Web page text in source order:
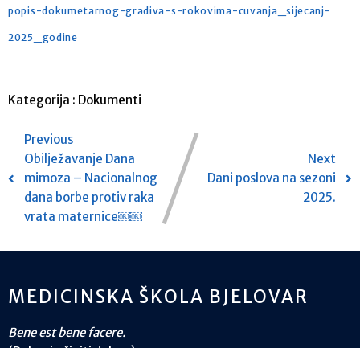
popis-dokumetarnog-gradiva-s-rokovima-cuvanja_sijecanj-
2025_godine
Kategorija : Dokumenti
Previous
Obilježavanje Dana
mimoza – Nacionalnog
dana borbe protiv raka
vrata maternice￼￼
Next
Dani poslova na sezoni
2025.
MEDICINSKA ŠKOLA BJELOVAR
Bene est bene facere.